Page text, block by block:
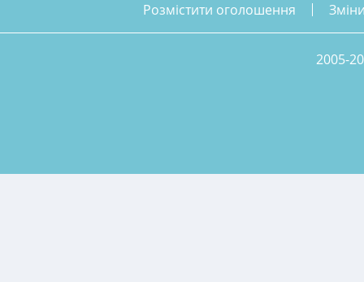
розмістити оголошення
2005-